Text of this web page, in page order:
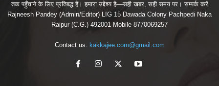
तक पहुँचाने के लिए प्रतिबद्ध हैं। हमारा उद्देश्य है—सही खबर, सही समय पर। सम्पर्क करें
Rajneesh Pandey (Admin/Editor) LIG 15 Dawada Colony Pachpedi Naka
Raipur (C.G.) 492001 Mobile 8770069257
Contact us: kakkajee.com@gmail.com